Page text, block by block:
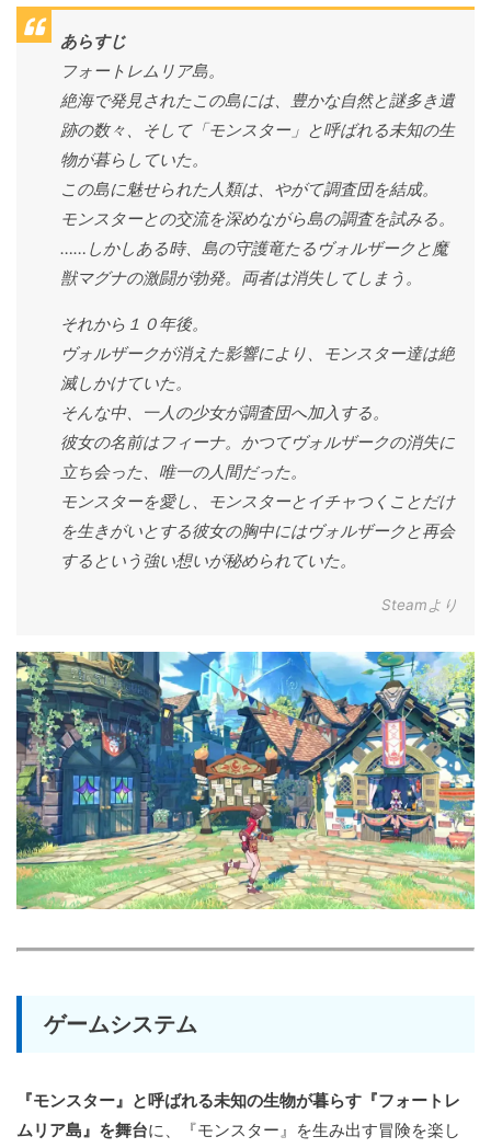
あらすじ
フォートレムリア島。
絶海で発見されたこの島には、豊かな自然と謎多き遺
跡の数々、そして「モンスター」と呼ばれる未知の生
物が暮らしていた。
この島に魅せられた人類は、やがて調査団を結成。
モンスターとの交流を深めながら島の調査を試みる。
……しかしある時、島の守護竜たるヴォルザークと魔
獣マグナの激闘が勃発。両者は消失してしまう。
それから１０年後。
ヴォルザークが消えた影響により、モンスター達は絶
滅しかけていた。
そんな中、一人の少女が調査団へ加入する。
彼女の名前はフィーナ。かつてヴォルザークの消失に
立ち会った、唯一の人間だった。
モンスターを愛し、モンスターとイチャつくことだけ
を生きがいとする彼女の胸中にはヴォルザークと再会
するという強い想いが秘められていた。
Steamより
ゲームシステム
『モンスター』と呼ばれる未知の生物が暮らす『フォートレ
ムリア島』を舞台に、『モンスター』を生み出す冒険を楽し